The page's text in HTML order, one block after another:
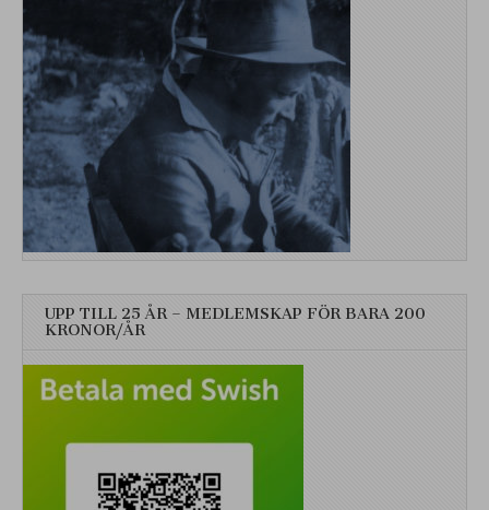
UPP TILL 25 ÅR – MEDLEMSKAP FÖR BARA 200
KRONOR/ÅR